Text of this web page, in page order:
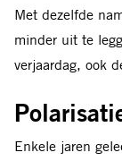
Met dezelfde
minder uit te
verjaardag, ook
Enkele jaren